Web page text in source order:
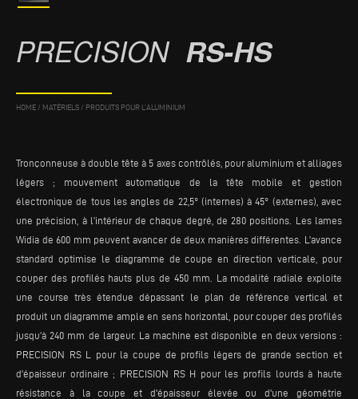
PRECISION RS-HS
HOME / MATÉRIELS / PRODUITS POUR L’ALUMINIUM
Tronçonneuse à double tête à 5 axes contrôlés, pour aluminium et alliages
légers ; mouvement automatique de la tête mobile et gestion
électronique de tous les angles de 22,5° (internes) à 45° (externes), avec
une précision, à l’intérieur de chaque degré, de 280 positions. Les lames
Widia de 600 mm peuvent avancer de deux manières différentes. L’avance
standard optimise le diagramme de coupe en direction verticale, pour
couper des profilés hauts plus de 450 mm. La modalité radiale exploite
une course très étendue dépassant le plan de référence vertical et
produit un diagramme ample en sens horizontal, pour couper des profilés
jusqu’à 240 mm de largeur. La machine est disponible en deux versions :
PRECISION RS L pour la coupe de profils légers de grande section et
d'épaisseur ordinaire ; PRECISION RS H pour les profils lourds à haute
résistance à la coupe et d'épaisseur élevée ou d'une géométrie